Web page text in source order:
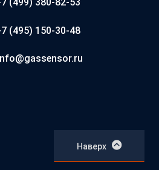
(495) 150-30-48
Наверх